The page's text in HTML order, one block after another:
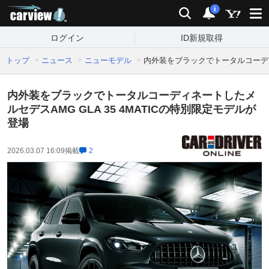
検索 通知
i
ログイン ID新規取得
トップ ニュース ニューモデル 内外装をブラックでトータルコー
内外装をブラックでトータルコーディネートしたメ
ルセデスAMG GLA 35 4MATICの特別限定モデルが
登場
2026.03.07 16:09掲載 2